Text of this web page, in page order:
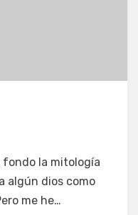
fondo la mitología
algún dios como
me he…